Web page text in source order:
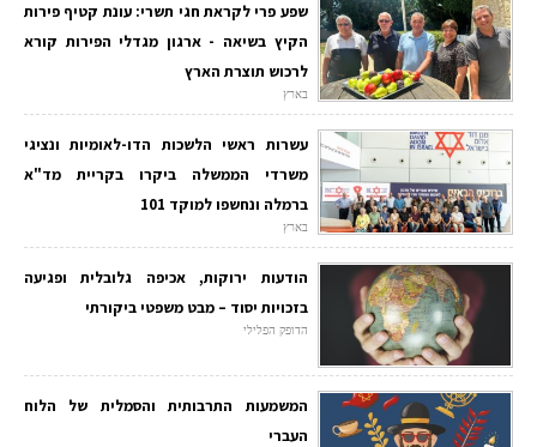
שפע פרי לקראת חגי תשרי: עונת קטיף פירות
הקיץ בשיאה - ארגון מגדלי הפירות קורא
לרכוש תוצרת הארץ
בארץ
עשרות ראשי הלשכות הדו-לאומיות ונציגי
משרדי הממשלה ביקרו בקריית מד"א
ברמלה ונחשפו למוקד 101
בארץ
הודעות ירוקות, אכיפה גלובלית ופגיעה
בזכויות יסוד – מבט משפטי ביקורתי
הדופק הפלילי
המשמעות התרבותית והסמלית של הלוח
העברי